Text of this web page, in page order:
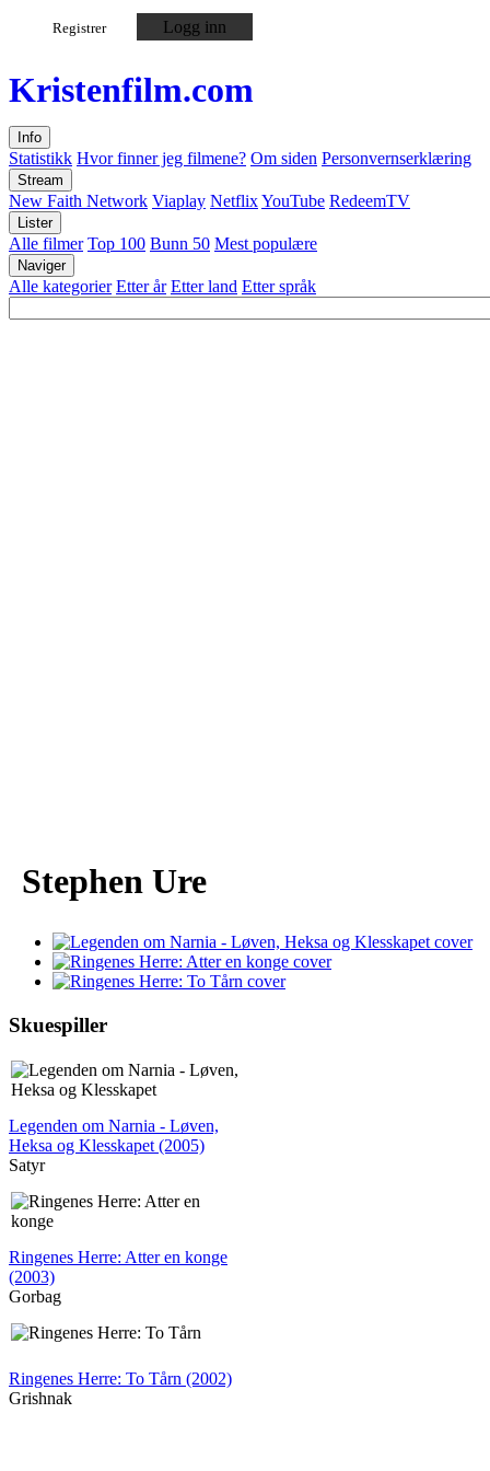
Registrer Logg inn
Kristenfilm.com
Info
Statistikk Hvor finner jeg filmene? Om siden Personvernserklæring
Stream
New Faith Network Viaplay NetflixYouTube RedeemTV
Lister
Alle filmer Top 100 Bunn 50 Mest populære
Naviger
Alle kategorier Etter år Etter land Etter språk
Stephen Ure
Skuespiller
Legenden om Narnia - Løven,
Heksa og Klesskapet (2005)
Satyr
Ringenes Herre: Atter en konge
(2003)
Gorbag
Ringenes Herre: To Tårn (2002)
Grishnak